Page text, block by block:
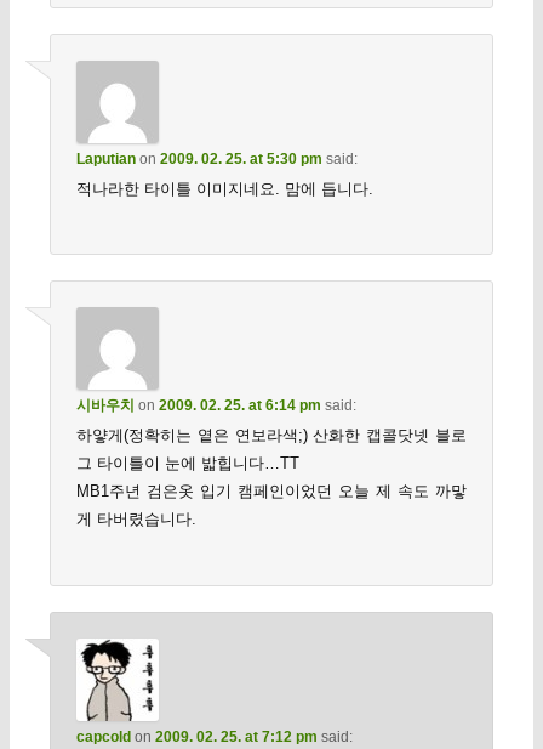
Laputianon 2009. 02. 25. at 5:30 pm said:
적나라한 타이틀 이미지네요. 맘에 듭니다.
시바우치 on 2009. 02. 25. at 6:14 pm said:
하얗게(정확히는 옅은 연보라색;) 산화한 캡콜닷넷 블로
그 타이틀이 눈에 밟힙니다…TT
MB1주년 검은옷 입기 캠페인이었던 오늘 제 속도 까맣
게 타버렸습니다.
capcoldon 2009. 02. 25. at 7:12 pm said: